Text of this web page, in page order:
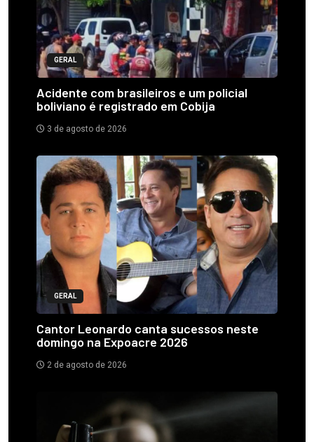
GERAL
Acidente com brasileiros e um policial
boliviano é registrado em Cobija
3 de agosto de 2026
GERAL
Cantor Leonardo canta sucessos neste
domingo na Expoacre 2026
2 de agosto de 2026